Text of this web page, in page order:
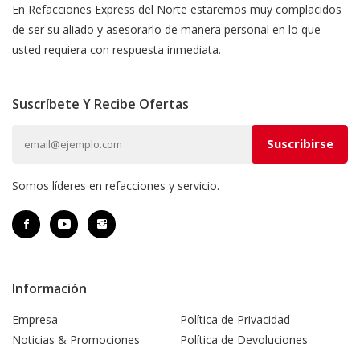
En Refacciones Express del Norte estaremos muy complacidos
de ser su aliado y asesorarlo de manera personal en lo que
usted requiera con respuesta inmediata.
Suscríbete Y Recibe Ofertas
Somos líderes en refacciones y servicio.
Información
Empresa
Noticias & Promociones
Política de Privacidad
Política de Devoluciones